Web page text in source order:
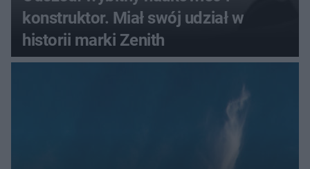
konstruktor. Miał swój udział w
historii marki Zenith